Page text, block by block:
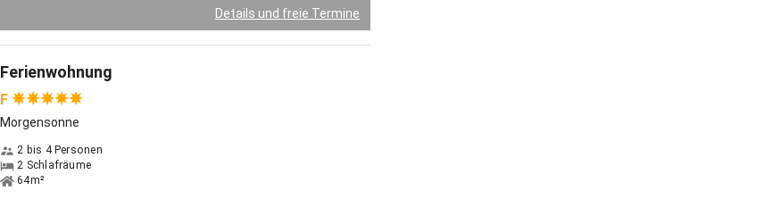
Details und freie Termine
Ferienwohnung
F
Morgensonne
2 bis 4 Personen
2 Schlafräume
64m²